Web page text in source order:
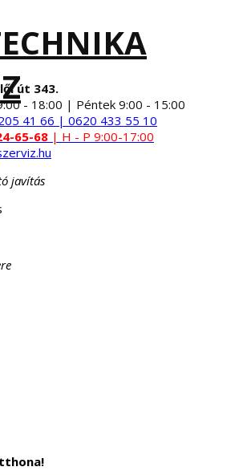
út 343.
- 18:00 | Péntek 9:00 - 15:00
41 66 | 0620 433 55 10
65-68 | H - P 9:00-17:00
javítás